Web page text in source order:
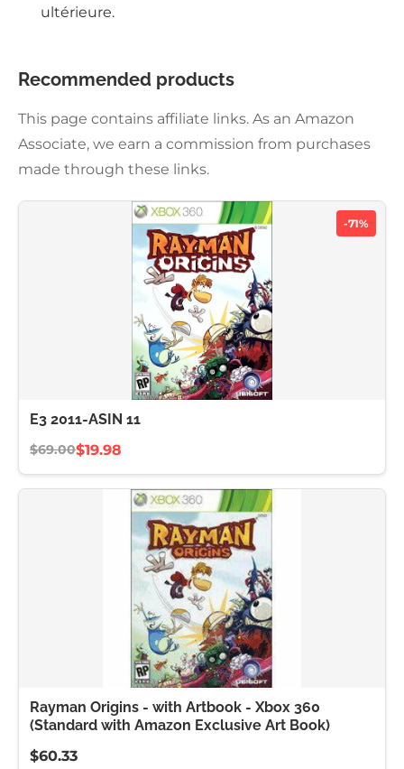
ultérieure.
Recommended products
This page contains affiliate links. As an Amazon
Associate, we earn a commission from purchases
made through these links.
-71%
E3 2011-ASIN 11
$69.00$19.98
Rayman Origins - with Artbook - Xbox 360
(Standard with Amazon Exclusive Art Book)
$60.33